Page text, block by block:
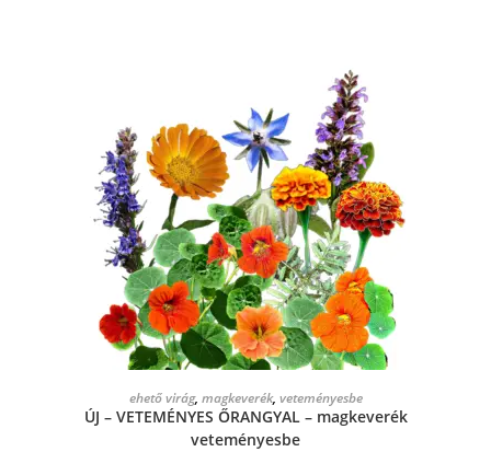
OPCIÓK VÁLASZTÁSA
ehető virág, magkeverék, veteményesbe
ÚJ – VETEMÉNYES ŐRANGYAL – magkeverék
veteményesbe